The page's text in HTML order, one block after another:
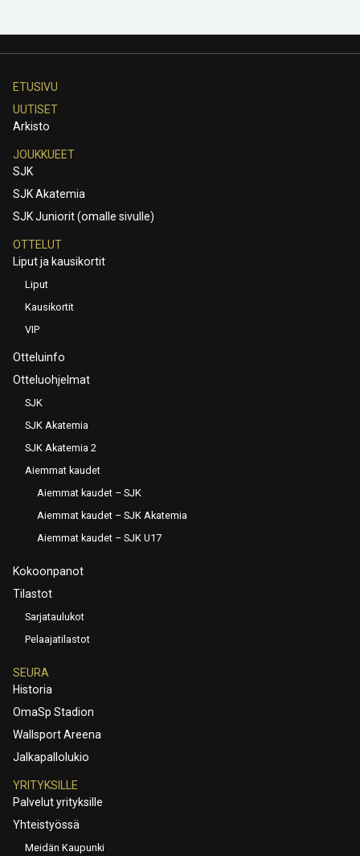
ETUSIVU
UUTISET
Arkisto
JOUKKUEET
SJK
SJK Akatemia
SJK Juniorit (omalle sivulle)
OTTELUT
Liput ja kausikortit
Liput
Kausikortit
VIP
Otteluinfo
Otteluohjelmat
SJK
SJK Akatemia
SJK Akatemia 2
Aiemmat kaudet
Aiemmat kaudet – SJK
Aiemmat kaudet – SJK Akatemia
Aiemmat kaudet – SJK U17
Kokoonpanot
Tilastot
Sarjataulukot
Pelaajatilastot
SEURA
Historia
OmaSp Stadion
Wallsport Areena
Jalkapallolukio
YRITYKSILLE
Palvelut yrityksille
Yhteistyössä
Meidän Kaupunki